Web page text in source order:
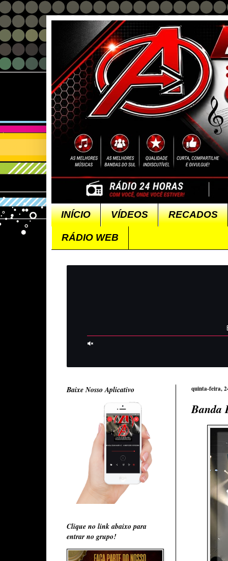
INÍCIO VÍDEOS RECADOS
RÁDIO WEB
quinta-feira,
Banda
Baixe Nosso Aplicativo
Clique no link abaixo para
entrar no grupo!